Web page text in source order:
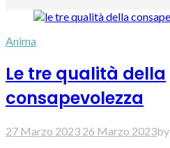
Anima
Le tre qualità della
consapevolezza
27 Marzo 2023 26 Marzo 2023by